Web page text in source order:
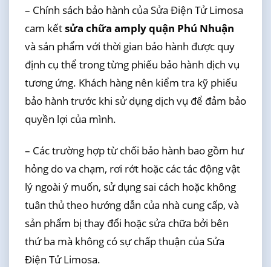
– Chính sách bảo hành của Sửa Điện Tử Limosa
cam kếtsửa chữa amply quận Phú Nhuận
và sản phẩm với thời gian bảo hành được quy
định cụ thể trong từng phiếu bảo hành dịch vụ
tương ứng. Khách hàng nên kiểm tra kỹ phiếu
bảo hành trước khi sử dụng dịch vụ để đảm bảo
quyền lợi của mình.
– Các trường hợp từ chối bảo hành bao gồm hư
hỏng do va chạm, rơi rớt hoặc các tác động vật
lý ngoài ý muốn, sử dụng sai cách hoặc không
tuân thủ theo hướng dẫn của nhà cung cấp, và
sản phẩm bị thay đổi hoặc sửa chữa bởi bên
thứ ba mà không có sự chấp thuận của Sửa
Điện Tử Limosa.